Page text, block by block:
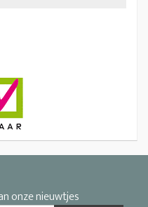
onze nieuwtjes